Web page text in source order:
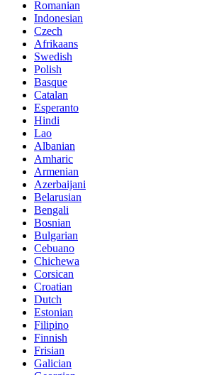
Romanian
Indonesian
Czech
Afrikaans
Swedish
Polish
Basque
Catalan
Esperanto
Hindi
Lao
Albanian
Amharic
Armenian
Azerbaijani
Belarusian
Bengali
Bosnian
Bulgarian
Cebuano
Chichewa
Corsican
Croatian
Dutch
Estonian
Filipino
Finnish
Frisian
Galician